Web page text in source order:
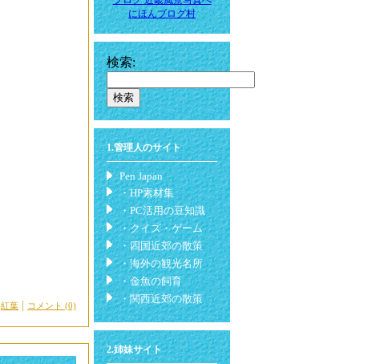
紅葉 コメント (0)
にほんブログ村
検索:
1.管理人のサイト
Pen Japan
・HP素材集
・PC活用の豆知識
・クイズ・ゲーム
・四国近郊の散策
・海外の観光名所
・金魚の飼育
・関西近郊の散策
2.姉妹サイト